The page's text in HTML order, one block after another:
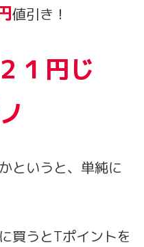
値引き！
１円じ
というと、単純に
買うとTポイントを